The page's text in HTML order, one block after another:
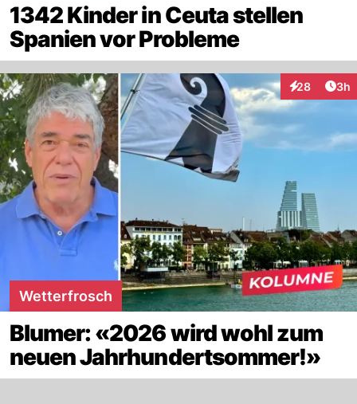
1342 Kinder in Ceuta stellen
Spanien vor Probleme
28
Interaktionen
3h
Wetterfrosch
Blumer: «2026 wird wohl zum
neuen Jahrhundertsommer!»